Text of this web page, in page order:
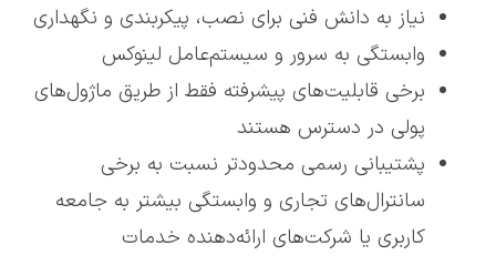
نیاز به دانش فنی برای نصب، پیکربندی و نگهداری
وابستگی به سرور و سیستم‌عامل لینوکس
برخی قابلیت‌های پیشرفته فقط از طریق ماژول‌های
پولی در دسترس هستند
پشتیبانی رسمی محدودتر نسبت به برخی
سانترال‌های تجاری و وابستگی بیشتر به جامعه
کاربری یا شرکت‌های ارائه‌دهنده خدمات